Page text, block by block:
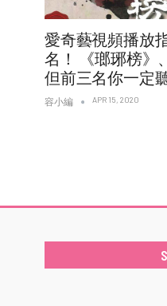
愛奇藝視頻播放
名！ 《瑯琊榜》
但前三名你一定
容小編 APR 15, 2020